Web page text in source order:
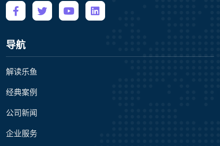
导航
解读乐鱼
经典案例
公司新闻
企业服务